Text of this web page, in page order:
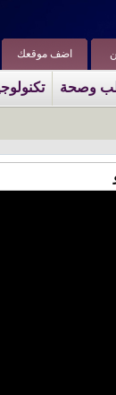
اضف موقعك
وصحة